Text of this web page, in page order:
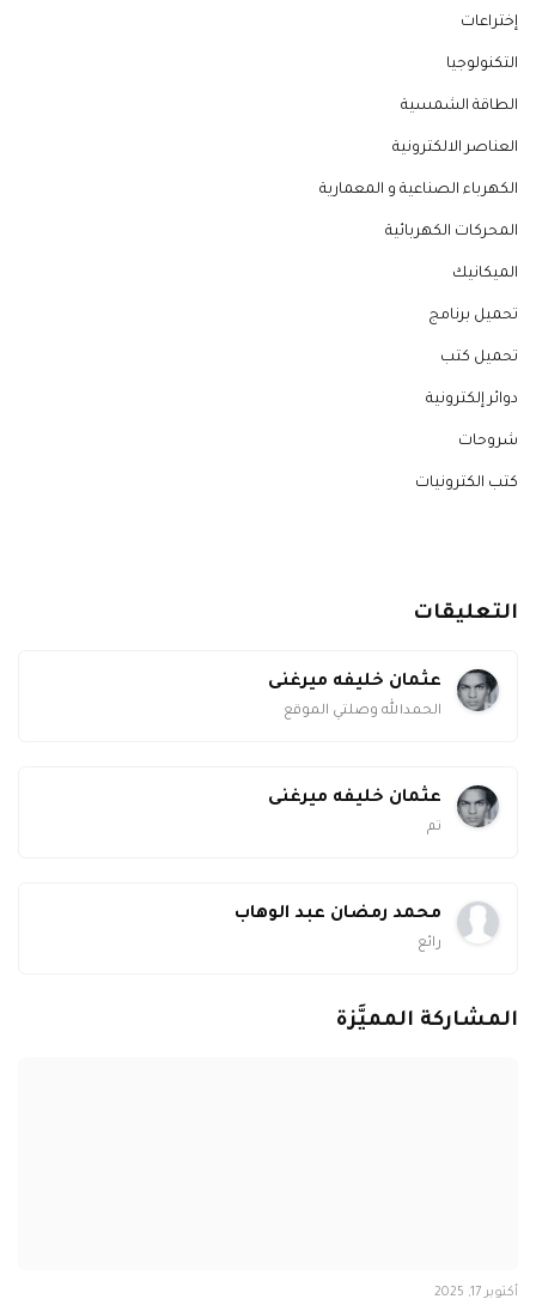
إختراعات
التكنولوجيا
الطاقة الشمسية
العناصر الالكترونية
الكهرباء الصناعية و المعمارية
المحركات الكهربائية
الميكانيك
تحميل برنامج
تحميل كتب
دوائر إلكترونية
شروحات
كتب الكترونيات
التعليقات
عثمان خليفه ميرغنى
الحمدالله وصلتي الموقع
عثمان خليفه ميرغنى
تم
محمد رمضان عبد الوهاب
رائع
المشاركة المميَّزة
أكتوبر 17, 2025